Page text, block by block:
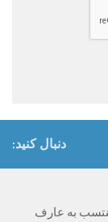
دنبال کنید:
به عارف